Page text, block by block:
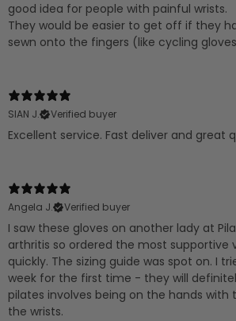
good idea for people with painful wrists.
They would be easier to get off if they
sewn onto the fingers (like cycling
SIAN J.
Verified buyer
Excellent service. Fast deliver and great
Angela J.
Verified buyer
I saw these gloves on another lady at
arthritis so ordered the most supportive
quickly. The sizing guide was spot on. I
week for the first time - they will
pilates involves being on the hands with
the wrists.